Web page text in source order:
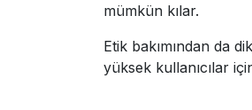
mümkün kılar.
Etik bakımından da
yüksek kullanıcılar